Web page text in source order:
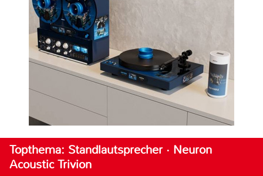
Topthema: Standlautsprecher · Neuron
Acoustic Trivion